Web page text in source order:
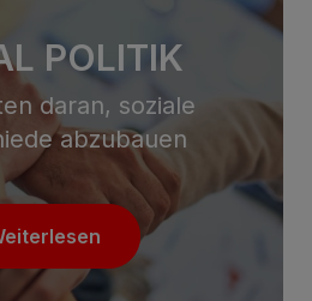
POLITIK
daran, soziale
abzubauen